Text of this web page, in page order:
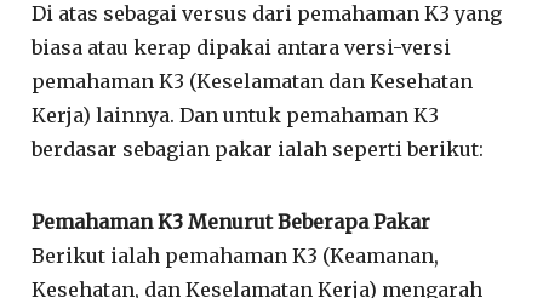
Di atas sebagai versus dari pemahaman K3 yang
biasa atau kerap dipakai antara versi-versi
pemahaman K3 (Keselamatan dan Kesehatan
Kerja) lainnya. Dan untuk pemahaman K3
berdasar sebagian pakar ialah seperti berikut:
Pemahaman K3 Menurut Beberapa Pakar
Berikut ialah pemahaman K3 (Keamanan,
Kesehatan, dan Keselamatan Kerja) mengarah